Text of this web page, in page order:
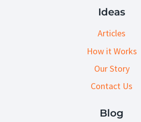
Ideas
Articles
How it Works
Our Story
Contact Us
Blog